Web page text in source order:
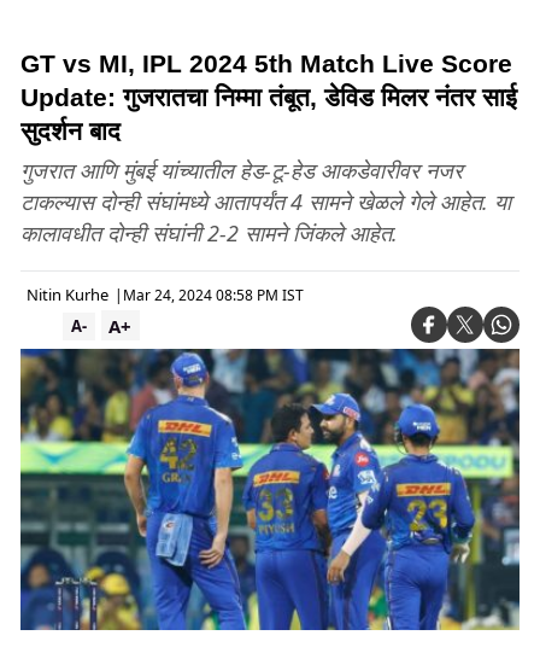
GT vs MI, IPL 2024 5th Match Live Score
Update: गुजरातचा निम्मा तंबूत, डेविड मिलर नंतर साई
सुदर्शन बाद
गुजरात आणि मुंबई यांच्यातील हेड-टू-हेड आकडेवारीवर नजर
टाकल्यास दोन्ही संघांमध्ये आतापर्यंत 4 सामने खेळले गेले आहेत. या
कालावधीत दोन्ही संघांनी 2-2 सामने जिंकले आहेत.
Nitin Kurhe | Mar 24, 2024 08:58 PM IST
A+
A-